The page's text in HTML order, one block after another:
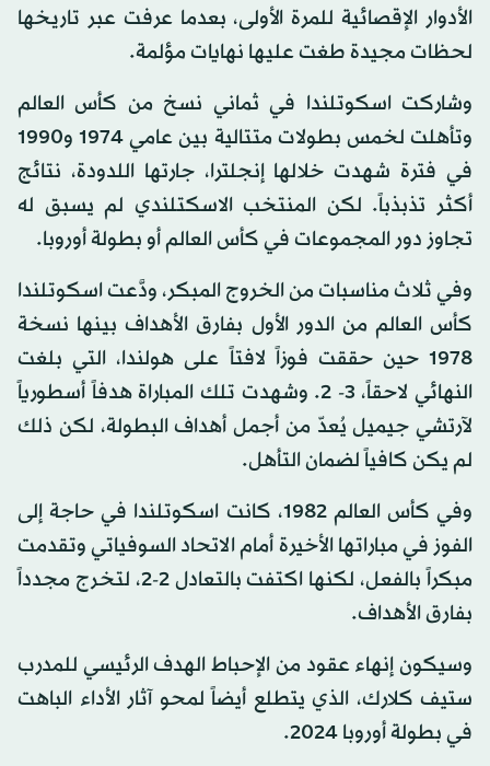
الأدوار الإقصائية للمرة الأولى، بعدما عرفت عبر تاريخها
لحظات مجيدة طغت عليها نهايات مؤلمة.
وشاركت اسكوتلندا في ثماني نسخ من كأس العالم
وتأهلت لخمس بطولات متتالية بين عامي 1974 و1990
في فترة شهدت خلالها إنجلترا، جارتها اللدودة، نتائج
أكثر تذبذباً. لكن المنتخب الاسكتلندي لم يسبق له
تجاوز دور المجموعات في كأس العالم أو بطولة أوروبا.
وفي ثلاث مناسبات من الخروج المبكر، ودَّعت اسكوتلندا
كأس العالم من الدور الأول بفارق الأهداف بينها نسخة
1978 حين حققت فوزاً لافتاً على هولندا، التي بلغت
النهائي لاحقاً، 3- 2. وشهدت تلك المباراة هدفاً أسطورياً
لآرتشي جيميل يُعدّ من أجمل أهداف البطولة، لكن ذلك
لم يكن كافياً لضمان التأهل.
وفي كأس العالم 1982، كانت اسكوتلندا في حاجة إلى
الفوز في مباراتها الأخيرة أمام الاتحاد السوفياتي وتقدمت
مبكراً بالفعل، لكنها اكتفت بالتعادل 2-2، لتخرج مجدداً
بفارق الأهداف.
وسيكون إنهاء عقود من الإحباط الهدف الرئيسي للمدرب
ستيف كلارك، الذي يتطلع أيضاً لمحو آثار الأداء الباهت
في بطولة أوروبا 2024.